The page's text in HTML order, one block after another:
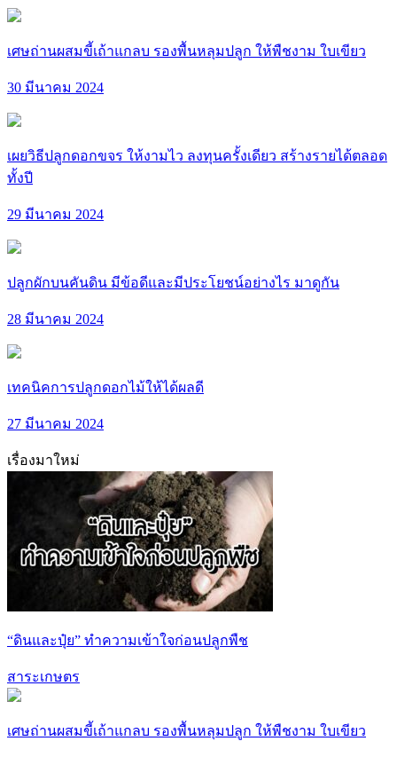
เศษถ่านผสมขี้เถ้าแกลบ รองพื้นหลุมปลูก ให้พืชงาม ใบเขียว
30 มีนาคม 2024
เผยวิธีปลูกดอกขจร ให้งามไว ลงทุนครั้งเดียว สร้างรายได้ตลอด
ทั้งปี
29 มีนาคม 2024
ปลูกผักบนคันดิน มีข้อดีและมีประโยชน์อย่างไร มาดูกัน
28 มีนาคม 2024
เทคนิคการปลูกดอกไม้ให้ได้ผลดี
27 มีนาคม 2024
เรื่องมาใหม่
“ดินและปุ๋ย” ทำความเข้าใจก่อนปลูกพืช
สาระเกษตร
เศษถ่านผสมขี้เถ้าแกลบ รองพื้นหลุมปลูก ให้พืชงาม ใบเขียว